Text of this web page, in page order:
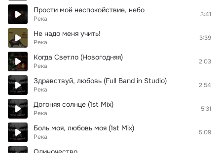
Прости моё неспокойствие, небо
Река
3:41
Не надо меня учить!
Река
3:39
Когда Светло (Новогодняя)
Река
2:03
Здравствуй, любовь (Full Band in Studio)
Река
2:54
Догоняя солнце (1st Mix)
Река
5:31
Боль моя, любовь моя (1st Mix)
Река
5:09